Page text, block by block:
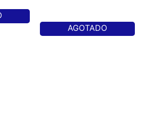
AGOTADO